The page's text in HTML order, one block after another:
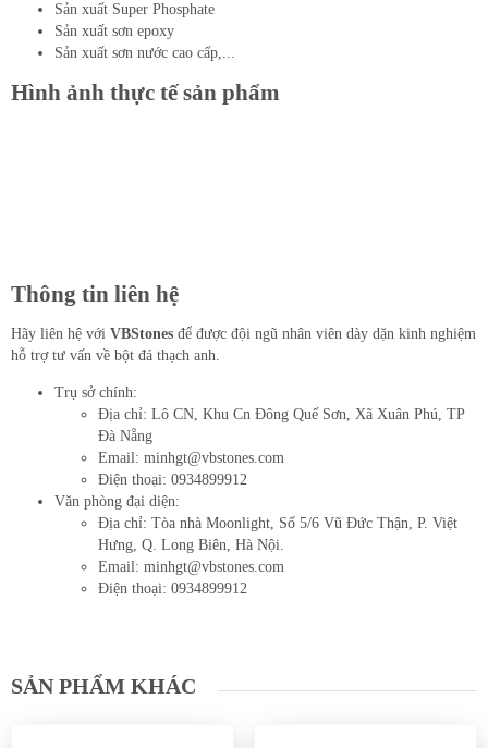
Sản xuất Super Phosphate
Sản xuất sơn epoxy
Sản xuất sơn nước cao cấp,...
Hình ảnh thực tế sản phẩm
Thông tin liên hệ
Hãy liên hệ với VBStones để được đội ngũ nhân viên dày dặn kinh nghiệm
hỗ trợ tư vấn về bột đá thạch anh.
Trụ sở chính:
Địa chỉ: Lô CN, Khu Cn Đông Quế Sơn, Xã Xuân Phú, TP
Đà Nẵng
Email: minhgt@vbstones.com
Điện thoại: 0934899912
Văn phòng đại diện:
Địa chỉ: Tòa nhà Moonlight, Số 5/6 Vũ Đức Thận, P. Việt
Hưng, Q. Long Biên, Hà Nội.
Email: minhgt@vbstones.com
Điện thoại: 0934899912
SẢN PHẨM KHÁC